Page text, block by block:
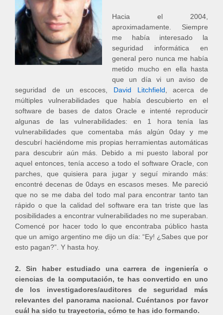
Hacia el 2004,
aproximadamente. Siempre
me había interesado la
seguridad informática en
general pero nunca me había
metido mucho en ella hasta
que un día vi un aviso de
seguridad de un escoces, David Litchfield , acerca de
múltiples vulnerabilidades que había descubierto en el
software de bases de datos Oracle e intenté reproducir
algunas de las vulnerabilidades: en 1 hora tenía las
vulnerabilidades que comentaba más algún 0day y me
descubrí haciéndome mis propias herramientas automáticas
para descubrir aún más. Debido a mi puesto laboral por
aquel entonces, tenía acceso a todo el software Oracle, con
parches, que quisiera para jugar y seguí mirando más:
encontré decenas de 0days en escasos meses. Me pareció
que no se me daba del todo mal para encontrar tanto tan
rápido o que la calidad del software era tan triste que las
posibilidades a encontrar vulnerabilidades no me superaban.
Comencé por hacer todo lo que encontraba público hasta
que un amigo argentino me dijo un día: “Ey! ¿Sabes que por
esto pagan?”. Y hasta hoy.
2. Sin haber estudiado una carrera de ingeniería o
ciencias de la computación, te has convertido en uno
de los investigadores/auditores de seguridad más
relevantes del panorama nacional. Cuéntanos por favor
cuál ha sido tu trayectoria, cómo te has ido formando.